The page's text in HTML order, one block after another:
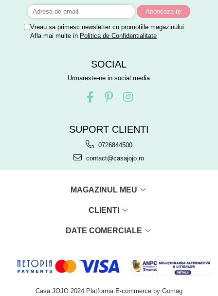
Vreau sa primesc newsletter cu promotiile magazinului.
Afla mai multe in Politica de Confidentialitate
SOCIAL
Urmareste-ne in social media
SUPORT CLIENTI
0726844500
contact@casajojo.ro
MAGAZINUL MEU
CLIENTI
DATE COMERCIALE
Casa JOJO 2024 Platforma E-commerce by Gomag